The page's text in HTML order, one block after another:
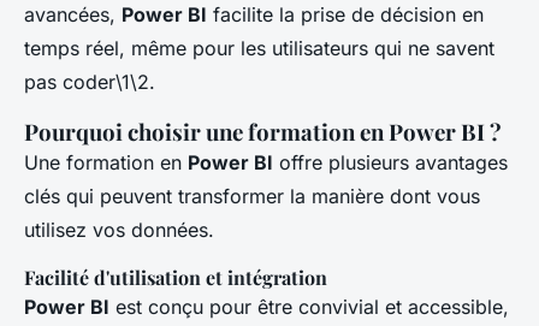
avancées, Power BI facilite la prise de décision en
temps réel, même pour les utilisateurs qui ne savent
pas coder\1\2.
Pourquoi choisir une formation en Power BI ?
Une formation en Power BI offre plusieurs avantages
clés qui peuvent transformer la manière dont vous
utilisez vos données.
Facilité d'utilisation et intégration
Power BI est conçu pour être convivial et accessible,